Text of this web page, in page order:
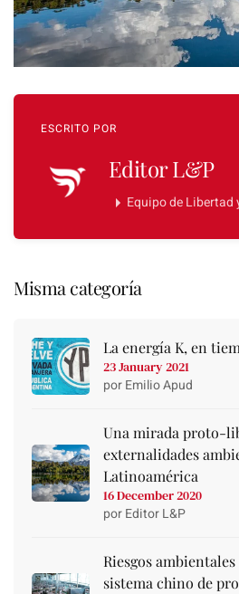
ESCRITO POR
Editor L&P
Equipo de Libertad
Misma categoría
La energía K, en
23 January 2021
por Emilio Apud
Una mirada proto-
externalidades
Latinoamérica
16 December 2020
por Editor L&P
Riesgos
sistema chino de